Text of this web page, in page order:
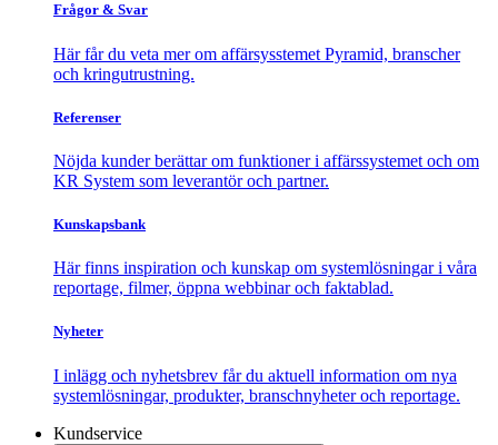
Frågor & Svar
Här får du veta mer om affärsysstemet Pyramid, branscher
och kringutrustning.
Referenser
Nöjda kunder berättar om funktioner i affärssystemet och om
KR System som leverantör och partner.
Kunskapsbank
Här finns inspiration och kunskap om systemlösningar i våra
reportage, filmer, öppna webbinar och faktablad.
Nyheter
I inlägg och nyhetsbrev får du aktuell information om nya
systemlösningar, produkter, branschnyheter och reportage.
Kundservice